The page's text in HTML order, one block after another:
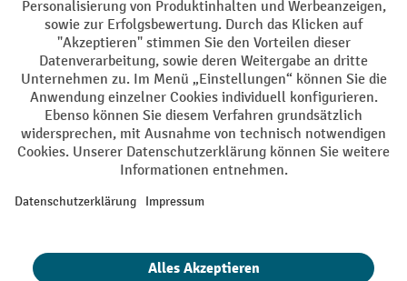
AGB Impressum Datenschutz Privacy Settings
Alle Preise exkl. gesetzl. Mehrwertsteuer zzgl.Versandkostenund ggf.
Nachnahmegebühren, wenn nicht anders angegeben.
¹ Der Rabatt gilt so lange der Vorrat reicht. Der Rabatt gilt nicht auf
oder Gutscheinen ist nicht möglich. | ² Der Rabatt wird einmalig bei
eingelöst werden. Die Höhe des Rabatts variiert je nach
Produktkategorie und beträgt bis zu 10 % (10 % auf Lager, Umwelt,